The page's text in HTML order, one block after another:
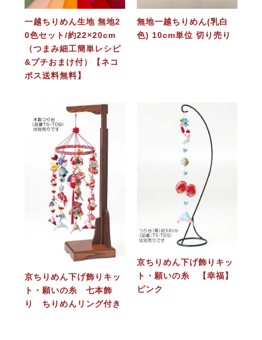
一越ちりめん生地 無地2
0色セット/約22×20cm
（つまみ細工簡単レシピ
&プチおまけ付）【ネコ
ポス送料無料】
無地一越ちりめん(乳白
色) 10cm単位 切り売り
京ちりめん下げ飾りキッ
ト・願いの糸 七本飾
り ちりめんリング付き
京ちりめん下げ飾りキッ
ト・願いの糸 【幸福】
ピンク